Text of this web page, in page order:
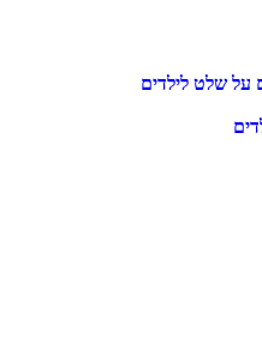
על שלט לילדים